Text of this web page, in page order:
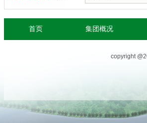
首页 集团概况
copyright